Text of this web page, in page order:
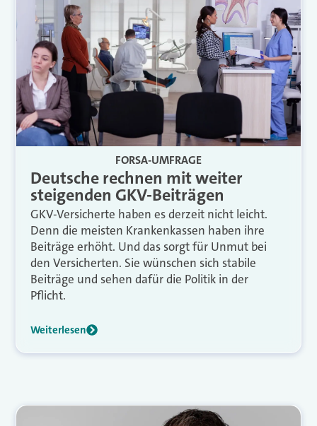
FORSA-UMFRAGE
Deutsche rechnen mit weiter
steigenden GKV-Beiträgen
GKV-Versicherte haben es derzeit nicht leicht.
Denn die meisten Krankenkassen haben ihre
Beiträge erhöht. Und das sorgt für Unmut bei
den Versicherten. Sie wünschen sich stabile
Beiträge und sehen dafür die Politik in der
Pflicht.
Weiterlesen